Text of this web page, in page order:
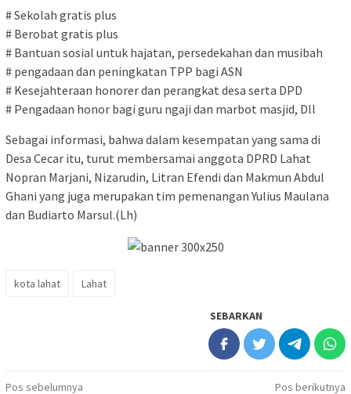
# Sekolah gratis plus
# Berobat gratis plus
# Bantuan sosial untuk hajatan, persedekahan dan musibah
# pengadaan dan peningkatan TPP bagi ASN
# Kesejahteraan honorer dan perangkat desa serta DPD
# Pengadaan honor bagi guru ngaji dan marbot masjid, Dll
Sebagai informasi, bahwa dalam kesempatan yang sama di
Desa Cecar itu, turut membersamai anggota DPRD Lahat
Nopran Marjani, Nizarudin, Litran Efendi dan Makmun Abdul
Ghani yang juga merupakan tim pemenangan Yulius Maulana
dan Budiarto Marsul.(Lh)
kota lahat Lahat
SEBARKAN
Pos sebelumnya Pos berikutnya